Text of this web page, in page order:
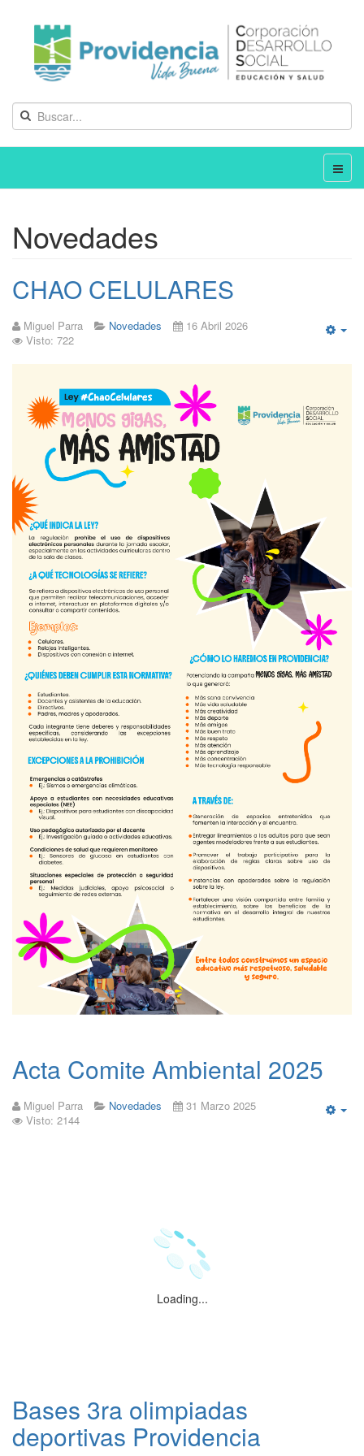
Novedades
CHAO CELULARES
Miguel Parra Novedades
16 Abril 2026
Visto: 722
Acta Comite Ambiental 2025
Miguel Parra Novedades
31 Marzo 2025
Visto: 2144
Loading...
Bases 3ra olimpiadas
deportivas Providencia